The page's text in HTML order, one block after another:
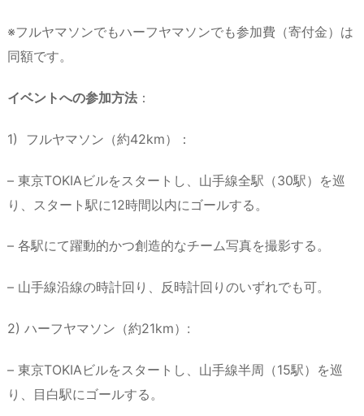
※フルヤマソンでもハーフヤマソンでも参加費（寄付金）は
同額です。
イベントへの参加方法 ：
1) フルヤマソン（約42km）：
– 東京TOKIAビルをスタートし、山手線全駅（30駅）を巡
り、スタート駅に12時間以内にゴールする。
– 各駅にて躍動的かつ創造的なチーム写真を撮影する。
– 山手線沿線の時計回り、反時計回りのいずれでも可。
2) ハーフヤマソン（約21km）:
– 東京TOKIAビルをスタートし、山手線半周（15駅）を巡
り、目白駅にゴールする。